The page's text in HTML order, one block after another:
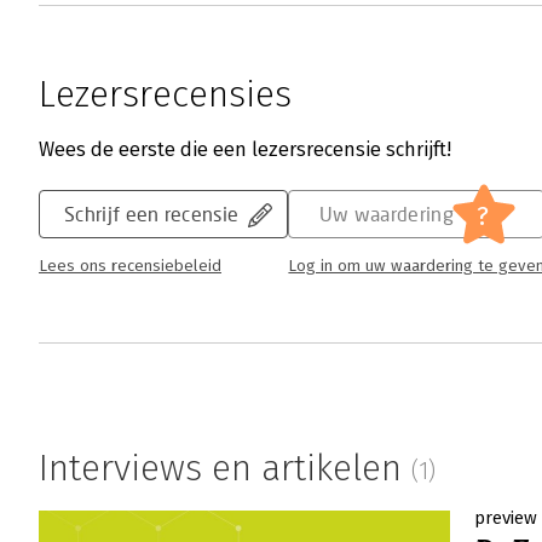
Lezersrecensies
Wees de eerste die een lezersrecensie schrijft!
Schrijf een recensie
Lees ons recensiebeleid
Uw waardering ?
Log in om uw waardering te
Interviews en artikelen (1)
preview